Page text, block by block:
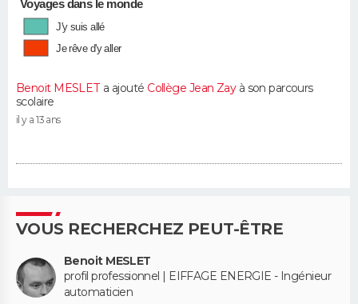
Voyages dans le monde
J'y suis allé
Je rêve d'y aller
Benoit MESLET a ajouté Collège Jean Zayà son parcours
scolaire
il y a 13 ans
VOUS RECHERCHEZ PEUT-ÊTRE
Benoit MESLET
profil professionnel | EIFFAGE ENERGIE - Ingénieur
automaticien